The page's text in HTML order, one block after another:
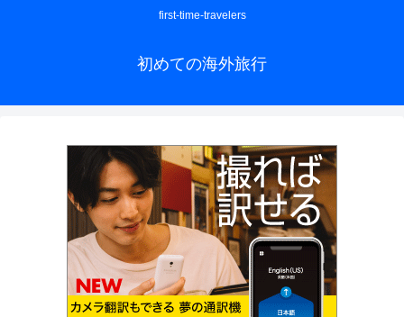
first-time-travelers
初めての海外旅行